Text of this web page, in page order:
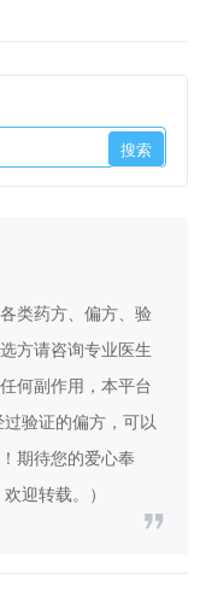
类药方、偏方、验
方请咨询专业医生
何副作用，本平台
验证的偏方，可以
期待您的爱心奉
迎转载。）